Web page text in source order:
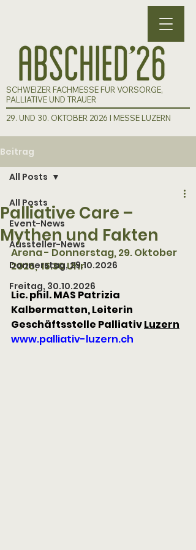
SCHWEIZER FACHMESSE FÜR VORSORGE,
PALLIATIVE UND TRAUER
29. UND 30. OKTOBER 2026 I MESSE LUZERN
Beitrag
All Posts
Event-News
Aussteller-News
Donnerstag, 29.10.2026
Freitag, 30.10.2026
All Posts
Palliative Care –
Mythen und Fakten
Arena - Donnerstag, 29. Oktober
2026,  15.30 Uhr
Lic. phil. MAS Patrizia
Kalbermatten, Leiterin
Geschäftsstelle Palliativ Luzern
www.palliativ-luzern.ch